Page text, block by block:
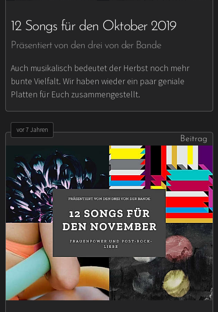
12 Songs für den Oktober 2019
Präsentiert von den drei von der Bande
Auch musikalisch bedeutet der Herbst noch mehr
bunte Vielfalt. Wir haben wieder ein paar geniale
Platten für Euch zusammengestellt.
vor 7 Jahren
Beitrag